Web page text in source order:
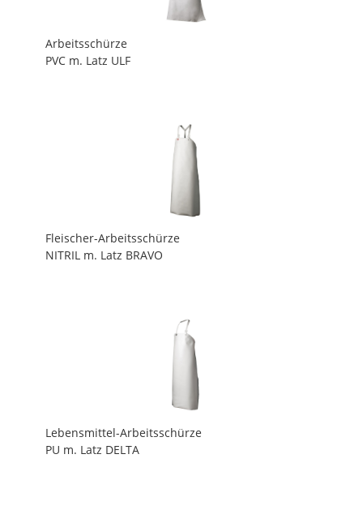
Arbeitsschürze
PVC m. Latz ULF
Fleischer-Arbeitsschürze
NITRIL m. Latz BRAVO
Lebensmittel-Arbeitsschürze
PU m. Latz DELTA